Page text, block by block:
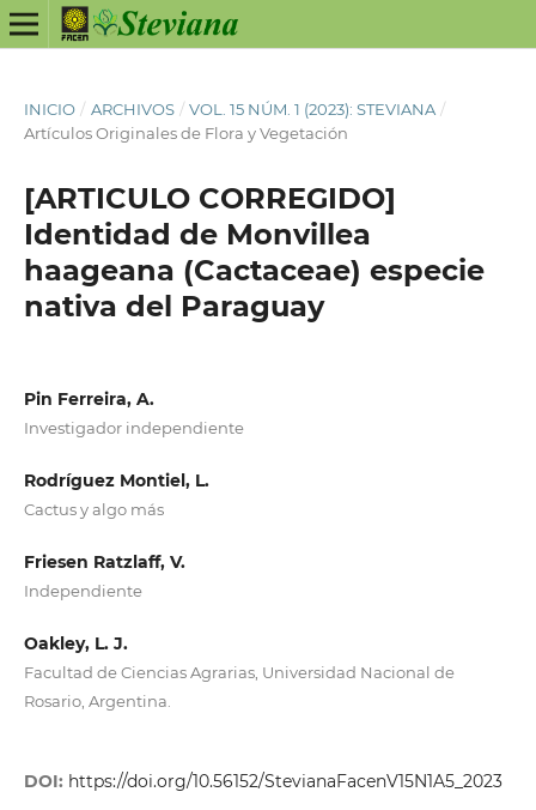
INICIO / ARCHIVOS / VOL. 15 NÚM. 1 (2023): STEVIANA /
Artículos Originales de Flora y Vegetación
[ARTICULO CORREGIDO]
Identidad de Monvillea
haageana (Cactaceae) especie
nativa del Paraguay
Pin Ferreira, A.
Investigador independiente
Rodríguez Montiel, L.
Cactus y algo más
Friesen Ratzlaff, V.
Independiente
Oakley, L. J.
Facultad de Ciencias Agrarias, Universidad Nacional de
Rosario, Argentina.
DOI: https://doi.org/10.56152/StevianaFacenV15N1A5_2023